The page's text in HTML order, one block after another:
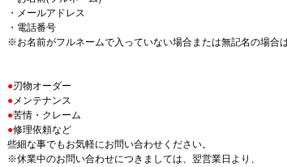
・メールアドレス
・電話番号
※お名前がフルネームで入っていない場合または無記名の場合
●刃物オーダー
●メンテナンス
●苦情・クレーム
●修理依頼など
些細な事でもお気軽にお問い合わせください。
※休業中のお問い合わせにつきましては、翌営業日より、